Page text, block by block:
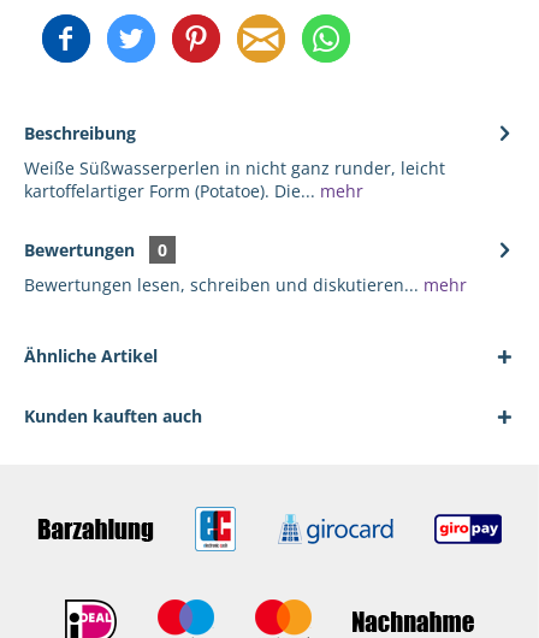
Beschreibung
Weiße Süßwasserperlen in nicht ganz runder, leicht
kartoffelartiger Form (Potatoe). Die... mehr
Bewertungen
0
Bewertungen lesen, schreiben und diskutieren... mehr
Ähnliche Artikel
Kunden kauften auch